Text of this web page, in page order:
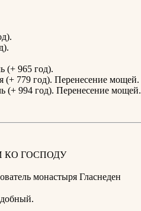
(+ 965 год).
(+ 779 год). Перенесение мощей.
(+ 994 год). Перенесение мощей.
КО ГОСПОДУ
монастыря Гласнеден